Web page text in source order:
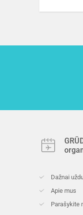
Dažnai
Apie mus
Parašykite